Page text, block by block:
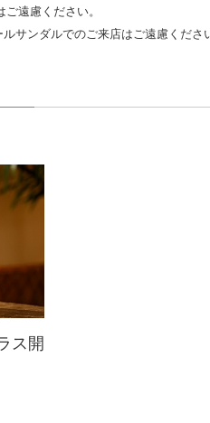
遠慮ください。
サンダルでのご来店はご遠慮くださ
ス開